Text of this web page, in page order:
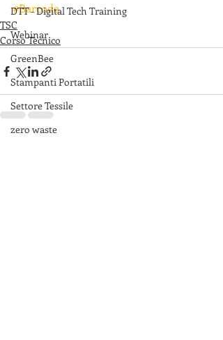
DTT - Digital Tech Training
Webinar
GreenBee
Stampanti Portatili
Settore Tessile
zero waste
#Barcode
TSC
Corso Tecnico